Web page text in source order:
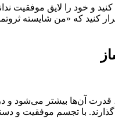
و خود را لایق موفقیت
کنید که «من شایسته
آن‌ها بیشتر می‌شود و
با تجسم موفقیت و